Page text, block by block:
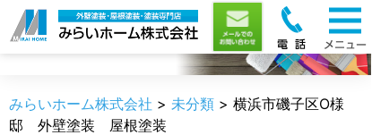
職人のうんちく
みらいホーム株式会社 > 未分類 > 横浜市磯子区O様
邸 外壁塗装 屋根塗装